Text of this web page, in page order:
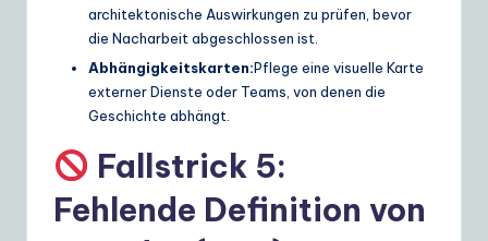
architektonische Auswirkungen zu prüfen, bevor
die Nacharbeit abgeschlossen ist.
Abhängigkeitskarten:Pflege eine visuelle Karte
externer Dienste oder Teams, von denen die
Geschichte abhängt.
Fallstrick 5:
Fehlende Definition von